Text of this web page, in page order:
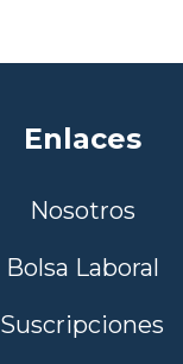
Enlaces
Nosotros
Bolsa Laboral
Suscripciones